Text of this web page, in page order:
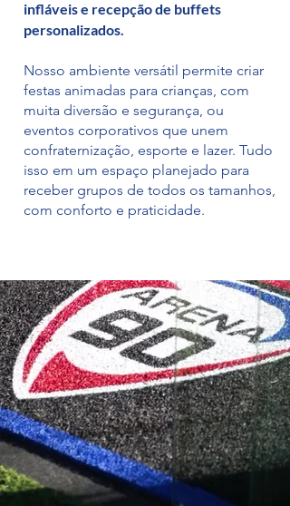
infláveis e recepção de buffets
personalizados.
Nosso ambiente versátil permite criar
festas animadas para crianças, com
muita diversão e segurança, ou
eventos corporativos que unem
confraternização, esporte e lazer. Tudo
isso em um espaço planejado para
receber grupos de todos os tamanhos,
com conforto e praticidade.